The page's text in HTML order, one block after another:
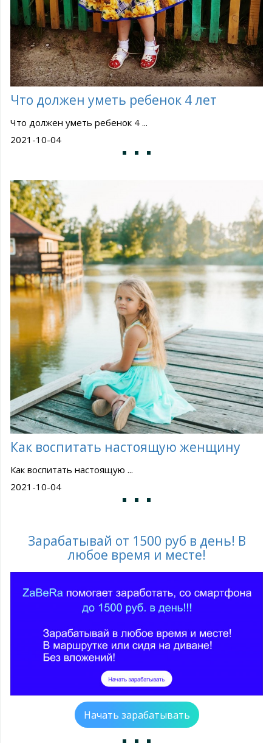
Что должен уметь ребенок 4 лет
Что должен уметь ребенок 4 ...
2021-10-04
Как воспитать настоящую женщину
Как воспитать настоящую ...
2021-10-04
Зарабатывай от 1500 руб в день! В
любое время и месте!
Начать зарабатывать